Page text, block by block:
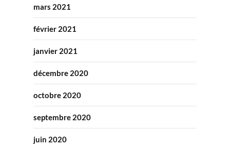
mars 2021
février 2021
janvier 2021
décembre 2020
octobre 2020
septembre 2020
juin 2020